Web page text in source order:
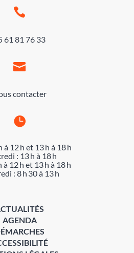

61 81 76 33

contacter

à 12 h et 13 h à 18 h
: 13 h à 18 h
à 12 h et 13 h à 18 h
: 8 h 30 à 13 h
AGENDA